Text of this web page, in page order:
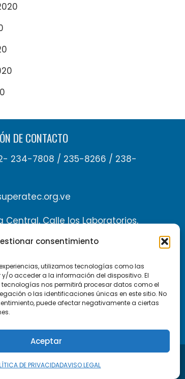
consentimiento
utilizamos tecnologías como las
o acceder a la información del dispositivo. El
nos permitirá procesar datos como el
o las identificaciones únicas en este sitio. No
puede afectar negativamente a ciertas
Aceptar
DE PRIVACIDADAVISO LEGAL
DE CONTACTO
234-7808 / 235-8266 / 238-
Central, Calle los Laboratorios,
con nosotros